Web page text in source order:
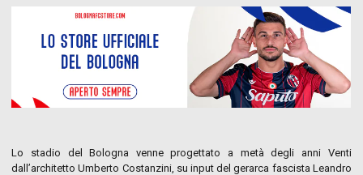
Lo stadio del Bologna venne progettato a metà degli anni Venti
dall’architetto Umberto Costanzini, su input del gerarca fascista Leandro